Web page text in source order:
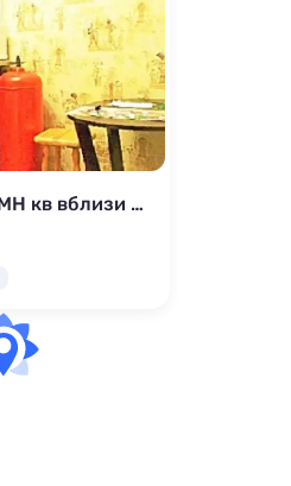
Курпаты. 1 -КОМН кв вблизи моря.